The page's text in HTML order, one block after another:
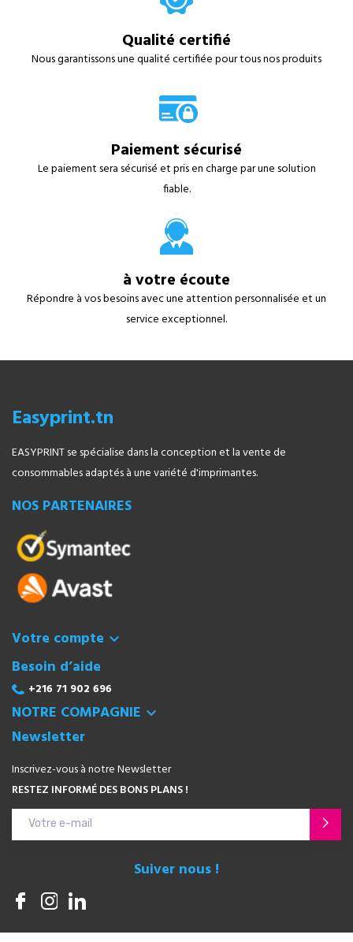
Qualité certifié
Nous garantissons une qualité certifiée pour tous nos produits
Paiement sécurisé
Le paiement sera sécurisé et pris en charge par une solution
fiable.
à votre écoute
Répondre à vos besoins avec une attention personnalisée et un
service exceptionnel.
Easyprint.tn
EASYPRINT se spécialise dans la conception et la vente de
consommables adaptés à une variété d'imprimantes.
NOS PARTENAIRES
Votre compte 
Besoin d’aide
+216 71 902 696
NOTRE COMPAGNIE 
Newsletter
Inscrivez-vous à notre Newsletter
RESTEZ INFORMÉ DES BONS PLANS !
Suiver nous !